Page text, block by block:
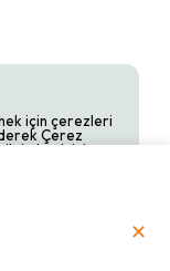
✕
0,00
için çerezleri
Çerez
almak için